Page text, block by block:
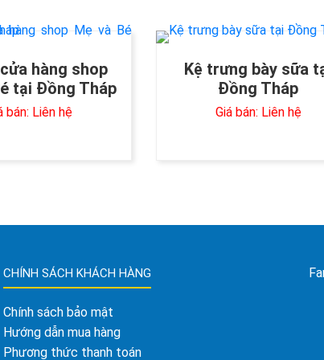
hàng shop
tại Đồng Tháp
bán: Liên hệ
Kệ trưng bày sữa
Đồng Tháp
Giá bán: Liên hệ
CHÍNH SÁCH KHÁCH HÀNG
Chính sách bảo mật
Hướng dẫn mua hàng
Phương thức thanh toán